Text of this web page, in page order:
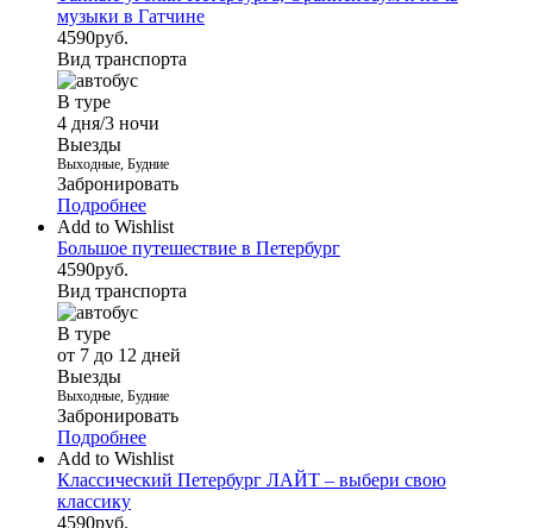
музыки в Гатчине
4590руб.
Вид транспорта
В туре
4 дня/3 ночи
Выезды
Выходные, Будние
Забронировать
Подробнее
Add to Wishlist
Большое путешествие в Петербург
4590руб.
Вид транспорта
В туре
от 7 до 12 дней
Выезды
Выходные, Будние
Забронировать
Подробнее
Add to Wishlist
Классический Петербург ЛАЙТ – выбери свою
классику
4590руб.